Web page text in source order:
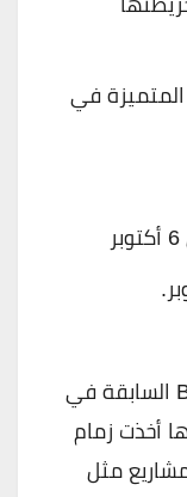
في
بالإضافة إلى أعمال Better Home السابقة في
أخذت زمام
مثل